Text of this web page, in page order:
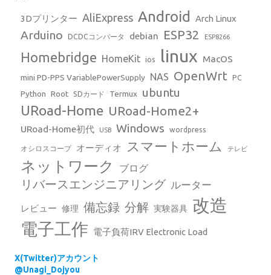
3Dプリンター AliExpress Android Arch Linux
Arduino DCDCコンバータ debian ESP32 ESP8266
Homebridge HomeKit ios linux MacOS
mini PD-PPS VariablePowerSupply NAS OpenWrt PC
Python Root SDカード Termux ubuntu
URoad-Home URoad-Home2+
URoad-Home初代 USB Windows wordpress
オシロスコープ オーディオ スマートホーム テレビ
ネットワーク ブログ
リバースエンジニアリング ルーター
レビュー 修理 備忘録 分解 実験器具 改造
電子工作 電子負荷IRV Electronic Load
X(Twitter)アカウント
@Unagi_Dojyou